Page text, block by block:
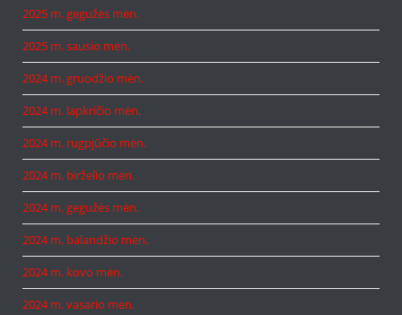
2025 m. gegužės mėn.
2025 m. sausio mėn.
2024 m. gruodžio mėn.
2024 m. lapkričio mėn.
2024 m. rugpjūčio mėn.
2024 m. birželio mėn.
2024 m. gegužės mėn.
2024 m. balandžio mėn.
2024 m. kovo mėn.
2024 m. vasario mėn.